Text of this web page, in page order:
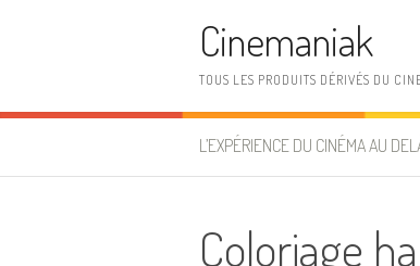
Cinemaniak
TOUS LES PRODUITS DÉRIVÉS DU
L’EXPÉRIENCE DU CINÉMA AU
Coloriage